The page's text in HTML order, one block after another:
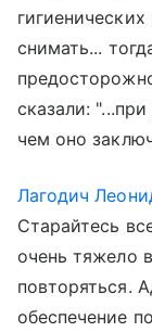
снимать...
сказали:
чем оно
Лагодич
Старайтесь
очень тяжело
повторяться.
обеспечение